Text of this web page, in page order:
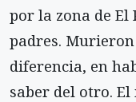
por la zona de El
padres.
diferencia, en
saber del otro.